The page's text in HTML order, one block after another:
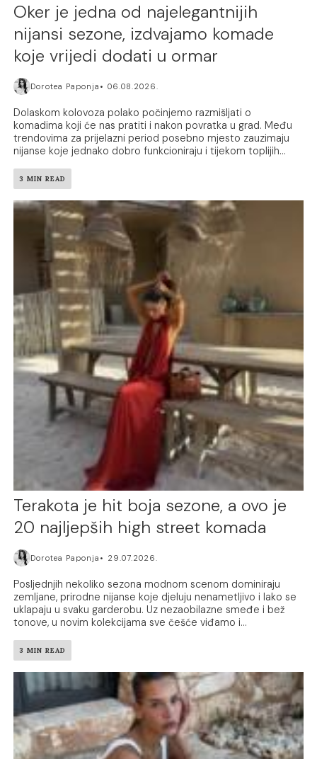
Oker je jedna od najelegantnijih
nijansi sezone, izdvajamo komade
koje vrijedi dodati u ormar
Dorotea Paponja 06.08.2026.
Dolaskom kolovoza polako počinjemo razmišljati o
komadima koji će nas pratiti i nakon povratka u grad. Među
trendovima za prijelazni period posebno mjesto zauzimaju
nijanse koje jednako dobro funkcioniraju i tijekom toplijih...
3 MIN READ
Terakota je hit boja sezone, a ovo je
20 najljepših high street komada
Dorotea Paponja 29.07.2026.
Posljednjih nekoliko sezona modnom scenom dominiraju
zemljane, prirodne nijanse koje djeluju nenametljivo i lako se
uklapaju u svaku garderobu. Uz nezaobilazne smeđe i bež
tonove, u novim kolekcijama sve češće viđamo i...
3 MIN READ